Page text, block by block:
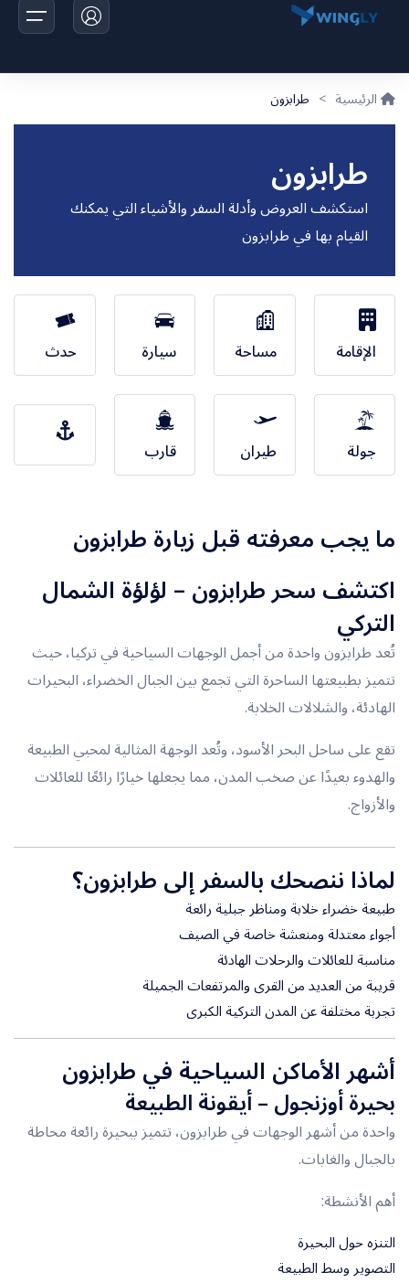
الرحلات
الرئيسية > طرابزون
طرابزون
استكشف العروض وأدلة السفر والأشياء التي يمكنك
القيام بها في طرابزون
الإقامة مساحة سيارة حدث
جولة طيران قارب
ما يجب معرفته قبل زيارة طرابزون
اكتشف سحر طرابزون – لؤلؤة الشمال
التركي
تُعد طرابزون واحدة من أجمل الوجهات السياحية في تركيا، حيث
تتميز بطبيعتها الساحرة التي تجمع بين الجبال الخضراء، البحيرات
الهادئة، والشلالات الخلابة.
تقع على ساحل البحر الأسود، وتُعد الوجهة المثالية لمحبي الطبيعة
والهدوء بعيدًا عن صخب المدن، مما يجعلها خيارًا رائعًا للعائلات
والأزواج.
لماذا ننصحك بالسفر إلى طرابزون؟
طبيعة خضراء خلابة ومناظر جبلية رائعة
أجواء معتدلة ومنعشة خاصة في الصيف
مناسبة للعائلات والرحلات الهادئة
قريبة من العديد من القرى والمرتفعات الجميلة
تجربة مختلفة عن المدن التركية الكبرى
أشهر الأماكن السياحية في طرابزون
بحيرة أوزنجول – أيقونة الطبيعة
واحدة من أشهر الوجهات في طرابزون، تتميز ببحيرة رائعة محاطة
بالجبال والغابات.
أهم الأنشطة:
التنزه حول البحيرة
التصوير وسط الطبيعة